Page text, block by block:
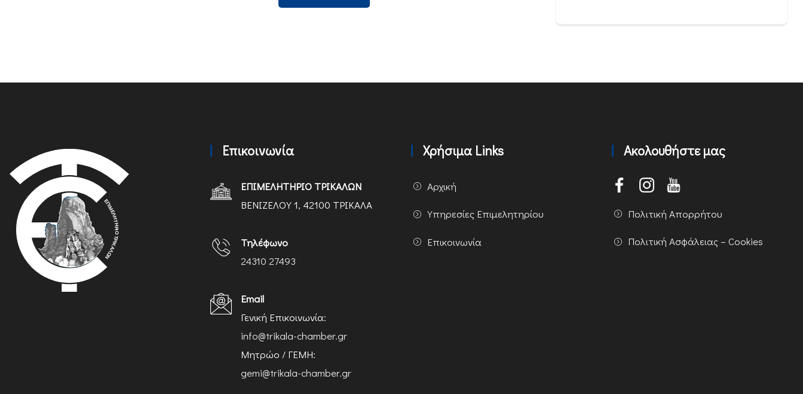
Επικοινωνία
ΕΠΙΜΕΛΗΤΗΡΙΟ ΤΡΙΚΑΛΩΝ
ΒΕΝΙΖΕΛΟΥ 1, 42100 ΤΡΙΚΑΛΑ
Τηλέφωνο
24310 27493
Email
Γενική Επικοινωνία:
info@trikala-chamber.gr
Μητρώο / ΓΕΜΗ:
gemi@trikala-chamber.gr
Χρήσιμα Links
Αρχική
Υπηρεσίες Επιμελητηρίου
Επικοινωνία
Ακολουθήστε μας
Πολιτική Απορρήτου
Πολιτική Ασφάλειας – Cookies